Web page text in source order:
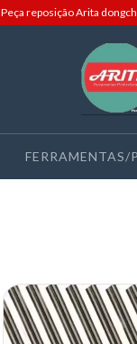
Peça reposição Arita
FERRAMENTAS/